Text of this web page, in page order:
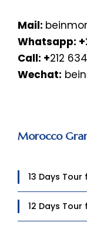
Mail:
Whatsapp: +
Call: +212
Wechat:
Morocco
13 Days
12 Days